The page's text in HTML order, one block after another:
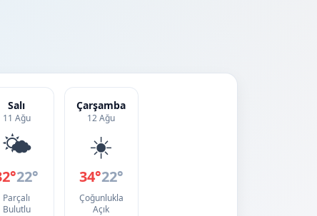
Salı
11 Ağu
🌤️
22°
Parçalı
Bulutlu
Çarşamba
12 Ağu
☀️
34°22°
Çoğunlukla
Açık